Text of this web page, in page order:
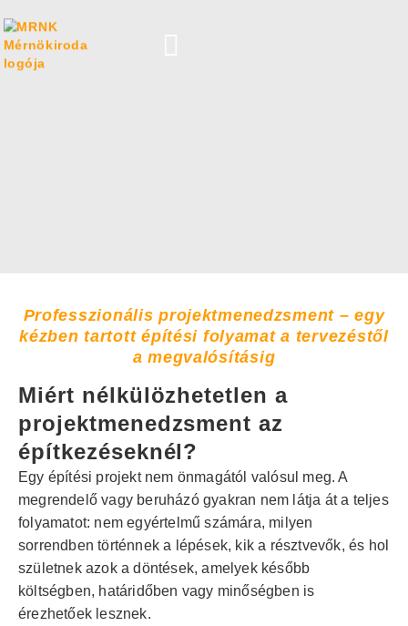
Professzionális projektmenedzsment – egy
kézben tartott építési folyamat a tervezéstől
a megvalósításig
Miért nélkülözhetetlen a
projektmenedzsment az
építkezéseknél?
Egy építési projekt nem önmagától valósul meg. A
megrendelő vagy beruházó gyakran nem látja át a teljes
folyamatot: nem egyértelmű számára, milyen
sorrendben történnek a lépések, kik a résztvevők, és hol
születnek azok a döntések, amelyek később
költségben, határidőben vagy minőségben is
érezhetőek lesznek.